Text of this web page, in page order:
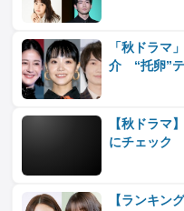
「秋ドラマ
介 “托卵”テ
【秋ドラマ
にチェック
【ランキン